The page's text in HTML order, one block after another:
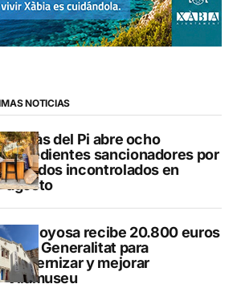
NOTICIAS
L’Alfàs del Pi abre ocho
expedientes sancionadores por
vertidos incontrolados en
agosto
Villajoyosa recibe 20.800 euros
de la Generalitat para
modernizar y mejorar
Vilamuseu